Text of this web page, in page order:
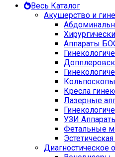
Весь Каталог
Акушерство и
Аппараты
Кресла
Лазерные
УЗИ
Фетальные
Диагностическое